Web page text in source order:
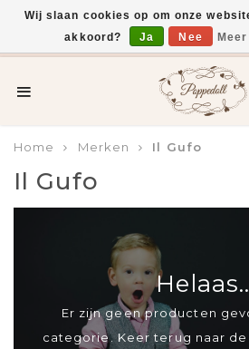
Voor 15:00 uur besteld,
Home Merken Il Gufo
Il Gufo
Helaas..
Er zijn geen producten
categorie. Keer terug naar
Wij slaan cookies op om onze
akkoord?
Ja Nee